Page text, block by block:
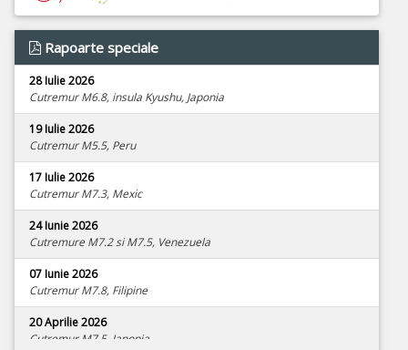
Rapoarte speciale
28 Iulie 2026
Cutremur M6.8, insula Kyushu, Japonia
19 Iulie 2026
Cutremur M5.5, Peru
17 Iulie 2026
Cutremur M7.3, Mexic
24 Iunie 2026
Cutremure M7.2 si M7.5, Venezuela
07 Iunie 2026
Cutremur M7.8, Filipine
20 Aprilie 2026
Cutremur M7.5, Japonia